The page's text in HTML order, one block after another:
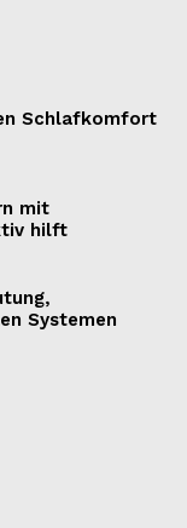
Schlafkomfort
mit
hilft
Systemen